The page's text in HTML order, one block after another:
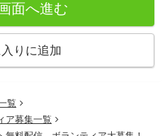
面へ進む
りに追加
覧
ア募集一覧